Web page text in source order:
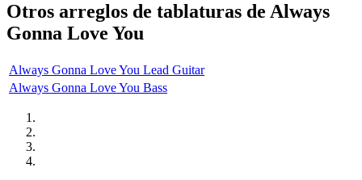
Otros arreglos de tablaturas de Always
Gonna Love You
Always Gonna Love You Lead Guitar
Always Gonna Love You Bass